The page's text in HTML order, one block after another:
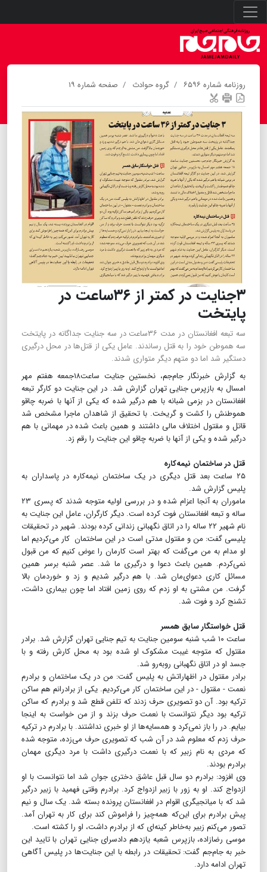
روزنامه شماره ۶۵۹۶ گروه حوادث صفحه شماره ۱۹
۳جنایت در کمتر از ۳۶ساعت در
پایتخت
سه تبعه افغانستان در مدت ۳۶ساعت در سه جنایت جداگانه در پایتخت
سه هموطن خود را به قتل رساندند. عامل یکی از قتل‌ها در محل درگیری
دستگیر شد اما دو متهم دیگر متواری شدند.
به گزارش خبرنگار جام‌جم، نخستین جنایت ساعت۱۸جمعه هفتم مهر
امسال به بازپرس جنایی تهران گزارش شد. در این جنایت دو کارگر تبعه
افغانستان در بزمی شبانه با هم درگیر شده که یکی از آنها با ضربه چاقو
هموطنش را کشت و گریخت. با تحقیق از شاهدان ماجرا مشخص شد
قاتل و مقتول اختلاف مالی داشتند و همین باعث شده در مهمانی با هم
درگیر شده و یکی از آنها با ضربه چاقو این جنایت را رقم زد.
قتل در ساختمان نیمه‌کاره
۲۵ ساعت بعد قتل دیگری در یک ساختمان نیمه‌کاره در پاسداران به
پلیس گزارش شد.
ماموران ‌به آنجا اعزام شده و در بررسی اولیه متوجه شدند که پسری ۲۳
ساله و تبعه افغانستان فوت کرده است‌. دیگر کارگران، عامل این جنایت به
نام شهیر ۲۲ ساله را در اتاق نگهبانی زندانی کرده بودند. شهیر در تحقیقات
پلیسی گفت: من و مقتول مدتی است در این ساختمان کار می‌کردیم اما
او مدام به من می‌گفت که بهتر است کارمان را عوض کنیم که من قبول
نمی‌کردم. همین باعث دعوا و درگیری ما شد‌. عصر شنبه برسر همین
مسائل کاری دعوای‌مان شد‌. ‌با هم درگیر شدیم و زد و خوردمان بالا
گرفت‌. من مشتی به او زدم که روی زمین افتاد اما چون بیماری داشت،
تشنج کرد و فوت شد.
قتل خواستگار سابق همسر
ساعت ۱۰ شب شنبه سومین جنایت به تیم جنایی تهران گزارش شد. برادر
مقتول که متوجه غیبت مشکوک او شده بود به محل کارش رفته و با
جسد او در اتاق نگهبانی روبه‌رو شد.
برادر مقتول در اظهاراتش‌ به پلیس گفت‌: من در یک ساختمان و برادرم
نعمت - مقتول - در این ساختمان کار می‌کردیم. یکی از برادرانم هم ساکن
ترکیه بود. آن دو تصویری حرف زدند که تلفن قطع شد و برادرم که ساکن
ترکیه بود دیگر نتوانست با نعمت حرف بزند و از من خواست به اینجا
بیایم. در را باز نمی‌کرد و همسایه‌ها از او خبری نداشتند. با برادرم در ترکیه
حرف زدم که معلوم شد در آن شب که تصویری حرف می‌زده، متوجه شده
که مردی به نام زبیر که با نعمت درگیری داشت با مرد دیگری مهمان
برادرم بودند‌.
وی افزود‌: برادرم دو سال قبل عاشق دختری جوان شد اما نتوانست با او
ازدواج کند. او به زور با زبیر ازدواج کرد. برادرم وقتی فهمید ‌با زبیر درگیر
شد که با میانجیگری اقوام در افغانستان پرونده بسته شد. یک سال و نیم
پیش برادرم برای‌ این‌که همه‌چیز را فراموش کند برای کار به تهران آمد‌.
تصور می‌کنم زبیر به‌خاطر کینه‌ای که از برادرم داشت، او را کشته است.
موسی رضا‌زاده،‌ بازپرس شعبه یازدهم دادسرای جنایی تهران با تایید این
خبر به جام‌جم گفت‌: تحقیقات در رابطه با این جنایت‌ها در پلیس آگاهی
تهران ادامه دارد.